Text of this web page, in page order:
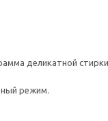
деликатной
режим.